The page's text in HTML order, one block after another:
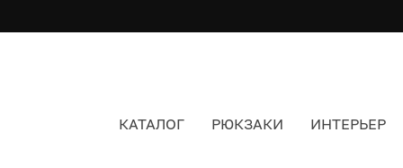
КАТАЛОГ РЮКЗАКИ ИНТЕРЬЕР